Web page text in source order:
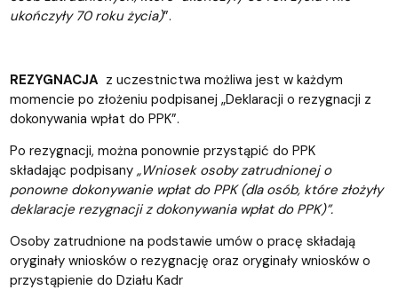
ukończyły 70 roku życia)”.
REZYGNACJA z uczestnictwa możliwa jest w każdym
momencie po złożeniu podpisanej „Deklaracji o rezygnacji z
dokonywania wpłat do PPK”.
Po rezygnacji, można ponownie przystąpić do PPK
składając podpisany„Wniosek osoby zatrudnionej o
ponowne dokonywanie wpłat do PPK (dla osób, które złożyły
deklaracje rezygnacji z dokonywania wpłat do PPK)”.
Osoby zatrudnione na podstawie umów o pracę składają
oryginały wniosków o rezygnację oraz oryginały wniosków o
przystąpienie do Działu Kadr